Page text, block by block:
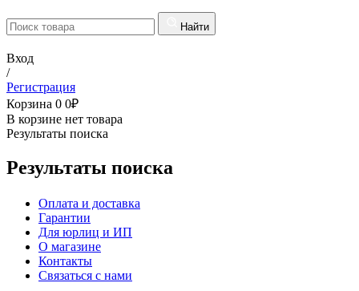
Найти
Вход
/
Регистрация
Корзина 0 0₽
В корзине нет товара
Результаты поиска
Результаты поиска
Оплата и доставка
Гарантии
Для юрлиц и ИП
О магазине
Контакты
Связаться с нами